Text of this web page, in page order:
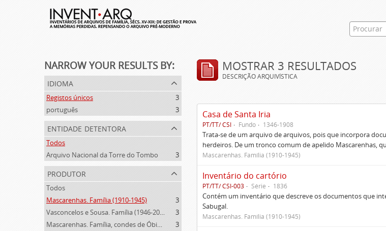
NARROW YOUR RESULTS BY:
idioma
Registos únicos
3
português
3
entidade detentora
Todos
Arquivo Nacional da Torre do Tombo
3
produtor
Todos
Mascarenhas. Família (1910-1945)
3
Vasconcelos e Sousa. Família (1946-2006)
3
Mascarenhas. Família, condes de Óbidos, Palma e Sabugal (1669-1910)
3
MOSTRAR 3 RESULTADOS
DESCRIÇÃO ARQUIVÍSTICA
Casa de Santa Iria
PT/TT/ CSI Fundo 1346-1908
Trata-se de um arquivo de arquivos, pois que incorpora
herdeiros. De um tronco comum de apelido Mascarenhas,
Mascarenhas. Família (1910-1945)
Inventário do cartório
PT/TT/ CSI-003 Série 1836
Contém um inventário que descreve os documentos que
Sabugal.
Mascarenhas. Família (1910-1945)